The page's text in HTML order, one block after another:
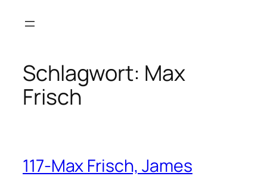
Inhalt
Schlagwort: Max
Frisch
117-Max Frisch, James